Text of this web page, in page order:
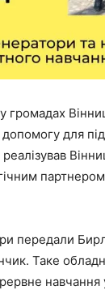
громадах
для
реалізував
передали
Таке
навчання